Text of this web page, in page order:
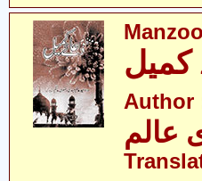
کمیل
Author
عالم